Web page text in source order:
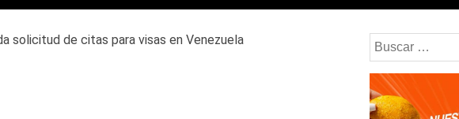
solicitud de citas para visas en Venezuela Buscar: